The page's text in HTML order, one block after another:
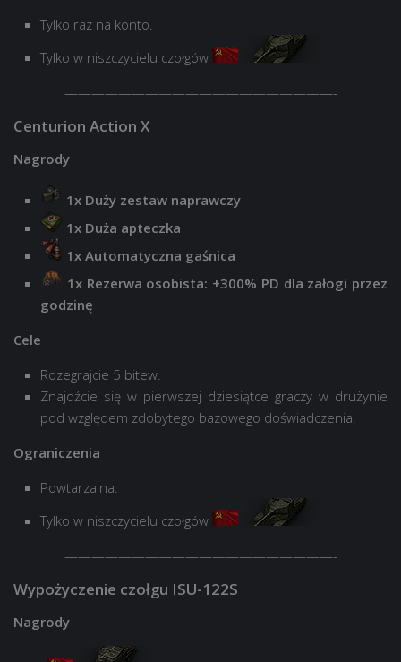
Tylko raz na konto.
Tylko w niszczycielu czołgów
————————————————————-
Centurion Action X
Nagrody
1x Duży zestaw naprawczy
1x Duża apteczka
1x Automatyczna gaśnica
1x Rezerwa osobista: +300% PD dla załogi przez
godzinę
Cele
Rozegrajcie 5 bitew.
Znajdźcie się w pierwszej dziesiątce graczy w drużynie
pod względem zdobytego bazowego doświadczenia.
Ograniczenia
Powtarzalna.
Tylko w niszczycielu czołgów
————————————————————-
Wypożyczenie czołgu ISU-122S
Nagrody